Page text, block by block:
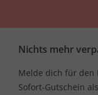
Nichts mehr
Melde dich für den
Sofort-Gutschein